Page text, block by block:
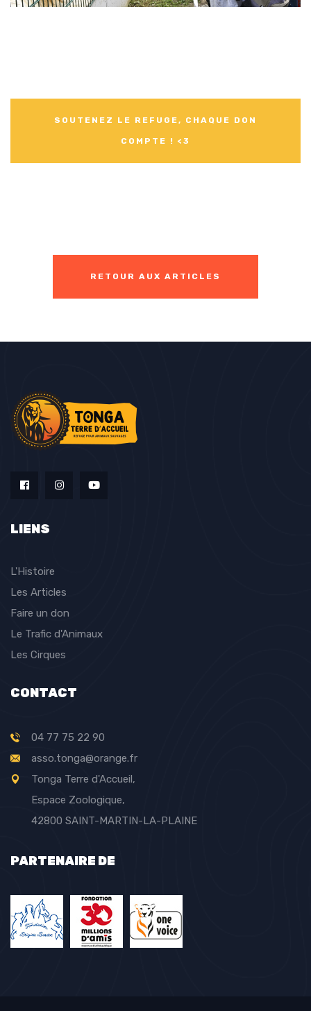
SOUTENEZ LE REFUGE, CHAQUE DON
COMPTE ! <3
RETOUR AUX ARTICLES
LIENS
L'Histoire
Les Articles
Faire un don
Le Trafic d'Animaux
Les Cirques
CONTACT
04 77 75 22 90
asso.tonga@orange.fr
Tonga Terre d'Accueil,
Espace Zoologique,
42800 SAINT-MARTIN-LA-PLAINE
PARTENAIRE DE